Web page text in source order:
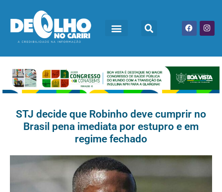
STJ decide que Robinho deve cumprir no
Brasil pena imediata por estupro e em
regime fechado